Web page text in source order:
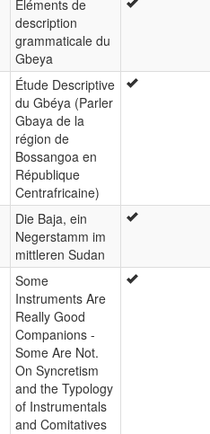
Éléments de
description
grammaticale du
Gbeya
Étude Descriptive
du Gbéya (Parler
Gbaya de la
région de
Bossangoa en
République
Centrafricaine)
Die Baja, ein
Negerstamm im
mittleren Sudan
Some
Instruments Are
Really Good
Companions -
Some Are Not.
On Syncretism
and the Typology
of Instrumentals
and Comitatives